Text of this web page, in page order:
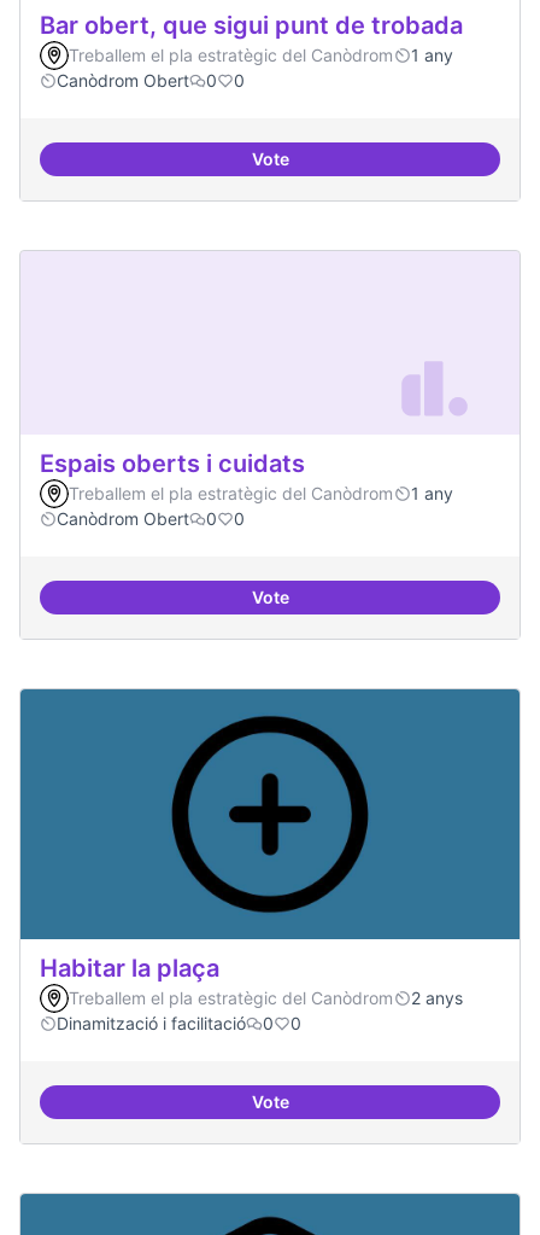
Bar obert, que sigui punt de trobada
Treballem el pla estratègic del Canòdrom
1 any
Canòdrom Obert
0 0
VoteBar obert, que sigui punt de
Espais oberts i cuidats
Treballem el pla estratègic del Canòdrom
1 any
Canòdrom Obert
0 0
VoteEspais oberts i cuidats
Habitar la plaça
Treballem el pla estratègic del Canòdrom
2 anys
Dinamització i facilitació
0 0
VoteHabitar la plaça